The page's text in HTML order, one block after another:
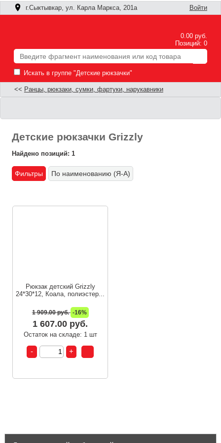
г.Сыктывкар, ул. Карла Маркса, 201а Войти
0.00 руб.
Позиций: 0
Искать в группе "Детские рюкзачки"
<< Ранцы, рюкзаки, сумки, фартуки, нарукавники
Детские рюкзачки Grizzly
Найдено позиций: 1
Фильтры По наименованию (Я-А)
Рюкзак детский Grizzly
24*30*12, Коала, полиэстер...
1 909.00 руб. -16%
1 607.00 руб.
Остаток на складе: 1 шт